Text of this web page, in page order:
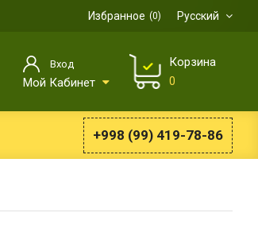
Русский
Избранное 0
Вход
Мой Кабинет
Корзина
0
+998 (99) 419-78-86